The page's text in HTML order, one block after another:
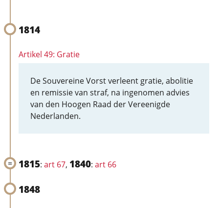
1814
Artikel 49: Gratie
De Souvereine Vorst verleent gratie, abolitie
en remissie van straf, na ingenomen advies
van den Hoogen Raad der Vereenigde
Nederlanden.
1815: art 67, 1840: art 66
1848